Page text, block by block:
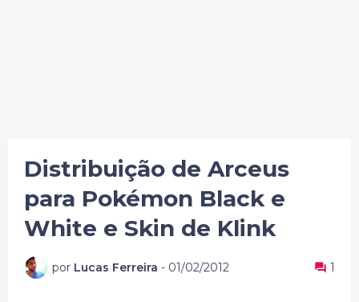
Distribuição de Arceus
para Pokémon Black e
White e Skin de Klink
por Lucas Ferreira - 01/02/2012 1